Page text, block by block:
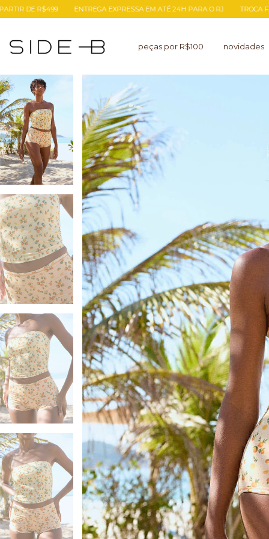
EXPRESSA EM ATÉ 24H PARA O RJ TROCA FÁCIL FRETE
peças por R$100 novidades